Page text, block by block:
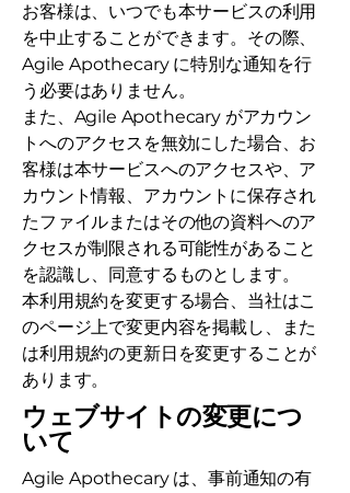
お客様は、いつでも本サービスの利用
を中止することができます。その際、
Agile Apothecary に特別な通知を行
う必要はありません。
また、Agile Apothecary がアカウン
トへのアクセスを無効にした場合、お
客様は本サービスへのアクセスや、ア
カウント情報、アカウントに保存され
たファイルまたはその他の資料へのア
クセスが制限される可能性があること
を認識し、同意するものとします。
本利用規約を変更する場合、当社はこ
のページ上で変更内容を掲載し、また
は利用規約の更新日を変更することが
あります。
ウェブサイトの変更につ
いて
Agile Apothecary は、事前通知の有